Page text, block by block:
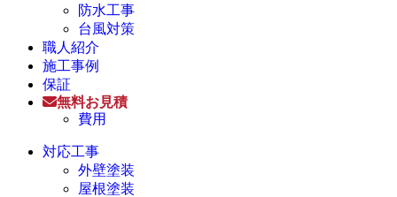
防水工事
台風対策
職人紹介
施工事例
保証
無料お見積
費用
対応工事
外壁塗装
屋根塗装